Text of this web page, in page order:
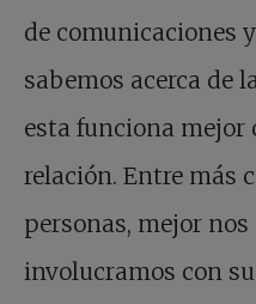
de comunicaciones
sabemos acerca de
esta funciona mejor
relación. Entre más
personas, mejor
involucramos con